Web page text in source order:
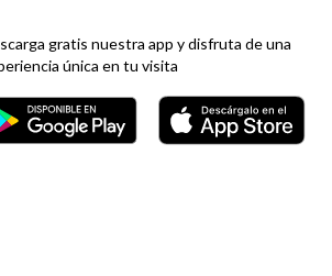
gratis nuestra app y disfruta de una
única en tu visita